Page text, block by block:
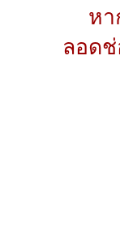
ห
ลอดช่